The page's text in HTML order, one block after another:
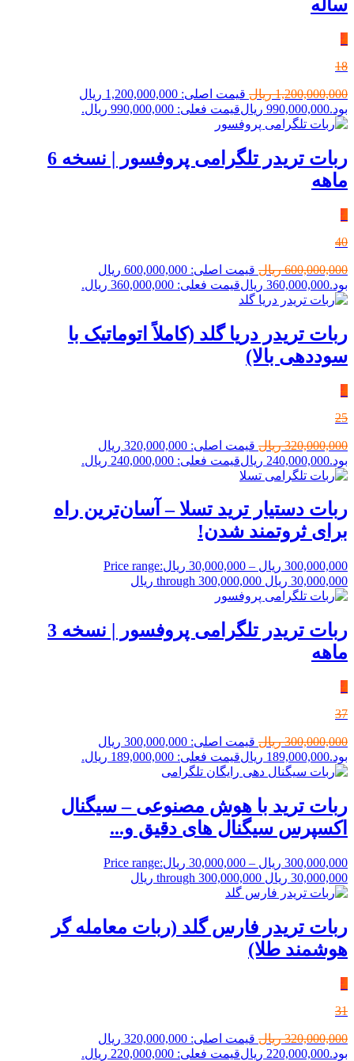
ساله
٪
18
1,200,000,000 ریال
قیمت اصلی: 1,200,000,000 ریال
بود.990,000,000 ریالقیمت فعلی: 990,000,000 ریال.
ربات تریدر تلگرامی پروفسور | نسخه 6
ماهه
٪
40
600,000,000 ریال
قیمت اصلی: 600,000,000 ریال
بود.360,000,000 ریالقیمت فعلی: 360,000,000 ریال.
ربات تریدر دریا گلد (کاملاً اتوماتیک با
سوددهی بالا)
٪
25
320,000,000 ریال
قیمت اصلی: 320,000,000 ریال
بود.240,000,000 ریالقیمت فعلی: 240,000,000 ریال.
ربات دستیار ترید تسلا – آسان‌ترین راه
برای ثروتمند شدن!
300,000,000 ریال –
30,000,000 ریالPrice range:
30,000,000 ریال through 300,000,000 ریال
ربات تریدر تلگرامی پروفسور | نسخه 3
ماهه
٪
37
300,000,000 ریال
قیمت اصلی: 300,000,000 ریال
بود.189,000,000 ریالقیمت فعلی: 189,000,000 ریال.
ربات ترید با هوش مصنوعی – سیگنال‌
اکسپرس سیگنال های دقیق و...
300,000,000 ریال –
30,000,000 ریالPrice range:
30,000,000 ریال through 300,000,000 ریال
ربات تریدر فارس گلد (ربات معامله گر
هوشمند طلا)
٪
31
320,000,000 ریال
قیمت اصلی: 320,000,000 ریال
بود.220,000,000 ریالقیمت فعلی: 220,000,000 ریال.